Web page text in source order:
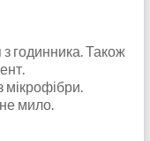
з годинника. Також
мікрофібри.
мило.